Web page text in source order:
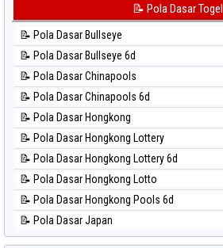
⚽ Bola Hitam Taiwan
📊 Statistik Kuda Lari
📊 Statistik Magnum Cambodia
📊 Statistik Nagoya
📊 Statistik New York Midday
📊 Statistik North Carolina Day
📊 Statistik Pcso
📊 Statistik Pennsylvania Day
📊 Statistik Sao Paulo
📊 Statistik Singapore
📊 Statistik Sydney
📊 Statistik Sydney Lottery
📝 Pola Dasar Togel
📝 Pola Dasar Bullseye
📝 Pola Dasar Bullseye 6d
📝 Pola Dasar Chinapools
📝 Pola Dasar Chinapools 6d
📝 Pola Dasar Hongkong
📝 Pola Dasar Hongkong Lottery
📝 Pola Dasar Hongkong Lottery 6d
📝 Pola Dasar Hongkong Lotto
📝 Pola Dasar Hongkong Pools 6d
📝 Pola Dasar Japan
📝 Pola Dasar Japan 6d